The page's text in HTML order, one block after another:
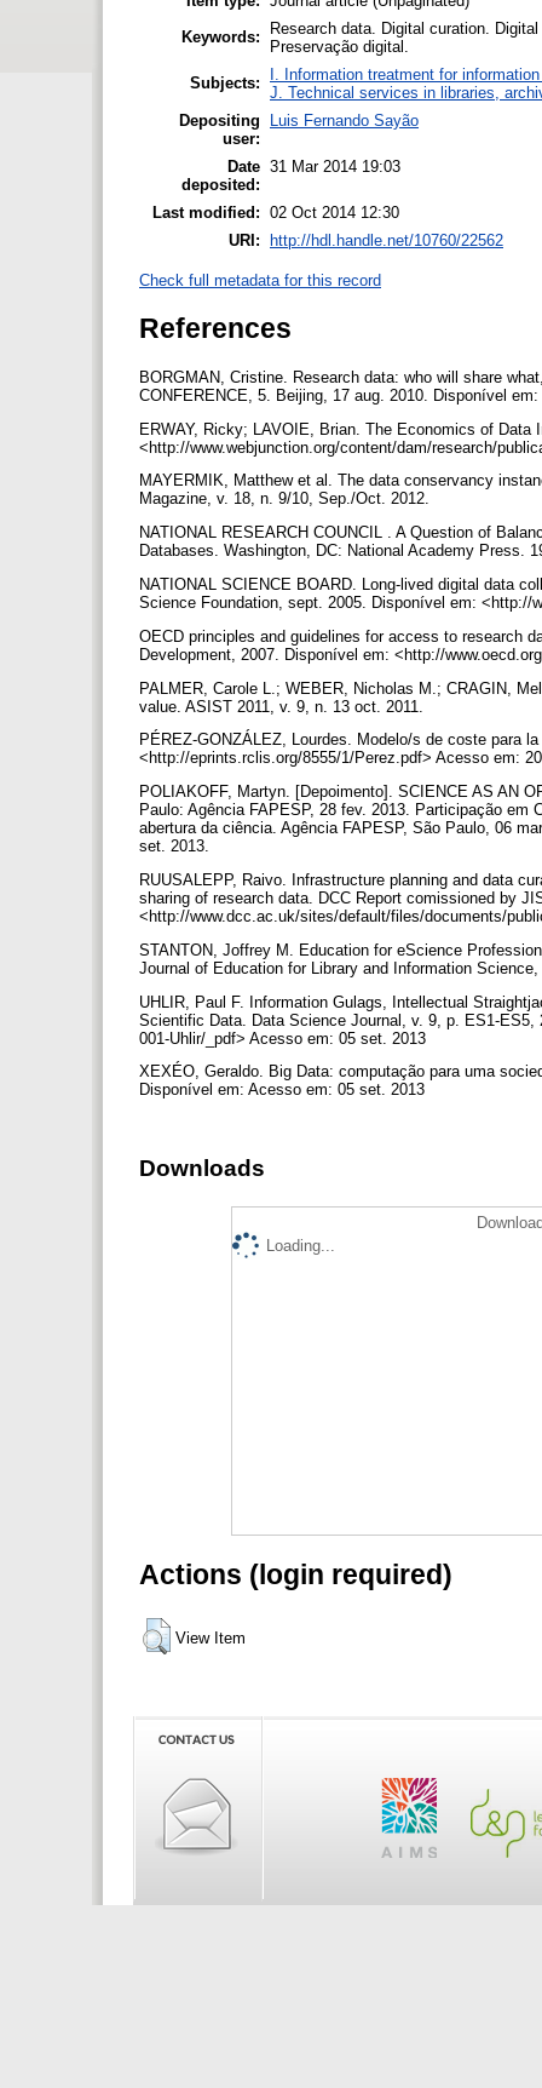
Keywords:
Research data. Digital curation.
Preservação digital.
Subjects:
I. Information treatment for
J. Technical services in libraries,
Depositing
user:
Luis Fernando Sayão
Date
deposited:
31 Mar 2014 19:03
Last modified: 02 Oct 2014 12:30
URI:
http://hdl.handle.net/10760/22562
Check full metadata for this record
References
BORGMAN, Cristine. Research data: who will share
CONFERENCE, 5. Beijing, 17 aug. 2010. Disponível
ERWAY, Ricky; LAVOIE, Brian. The Economics of
<http://www.webjunction.org/content/dam/research/
MAYERMIK, Matthew et al. The data conservancy
Magazine, v. 18, n. 9/10, Sep./Oct. 2012.
NATIONAL RESEARCH COUNCIL . A Question of
Databases. Washington, DC: National Academy Press.
NATIONAL SCIENCE BOARD. Long-lived digital data
Science Foundation, sept. 2005. Disponível em:
OECD principles and guidelines for access to research
Development, 2007. Disponível em: <http://
PALMER, Carole L.; WEBER, Nicholas M.; CRAGIN,
value. ASIST 2011, v. 9, n. 13 oct. 2011.
PÉREZ-GONZÁLEZ, Lourdes. Modelo/s de coste para
<http://eprints.rclis.org/8555/1/Perez.pdf> Acesso em:
POLIAKOFF, Martyn. [Depoimento]. SCIENCE AS AN
Paulo: Agência FAPESP, 28 fev. 2013. Participação
abertura da ciência. Agência FAPESP, São Paulo, 06
set. 2013.
RUUSALEPP, Raivo. Infrastructure planning and data
sharing of research data. DCC Report comissioned by
<http://www.dcc.ac.uk/sites/default/files/documents/
STANTON, Joffrey M. Education for eScience
Journal of Education for Library and Information
UHLIR, Paul F. Information Gulags, Intellectual
Scientific Data. Data Science Journal, v. 9, p. ES1-
001-Uhlir/_pdf> Acesso em: 05 set. 2013
XEXÉO, Geraldo. Big Data: computação para uma
Disponível em: Acesso em: 05 set. 2013
Downloads
Loading...
Actions (login required)
View Item